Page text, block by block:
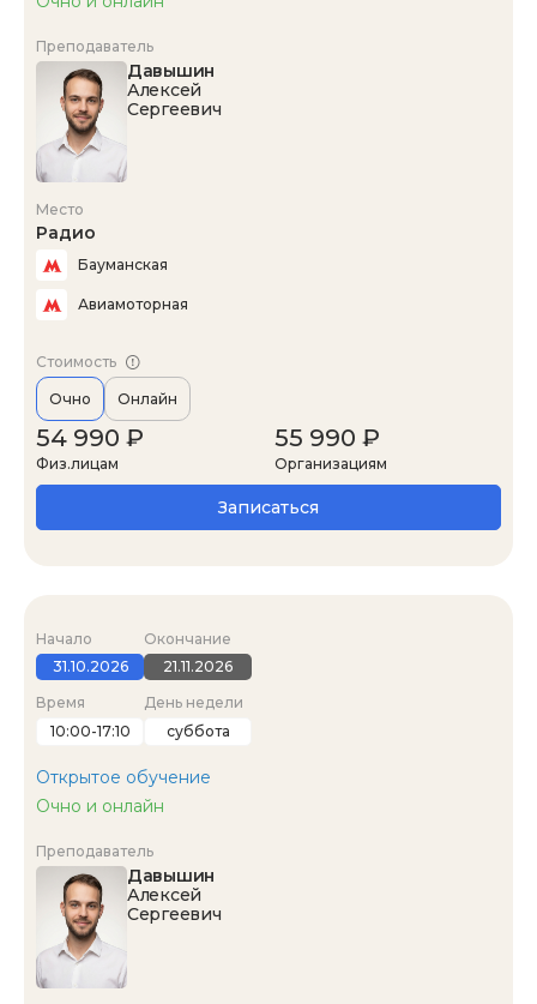
Преподаватель
Давышин
Алексей
Сергеевич
Место
Радио
Бауманская
Авиамоторная
Стоимость
Очно Онлайн
54 990 ₽
Физ.лицам
55 990 ₽
Организациям
Записаться
Начало
31.10.2026
Окончание
21.11.2026
Время
10:00-17:10
День недели
суббота
Открытое обучение
Очно и онлайн
Преподаватель
Давышин
Алексей
Сергеевич